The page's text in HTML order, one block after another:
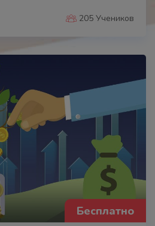
205 Учеников
Бесплатно